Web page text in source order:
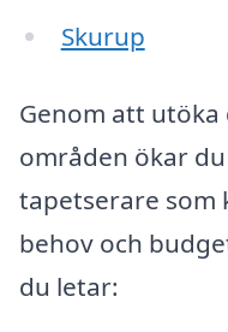
Skurup
Genom att utöka
områden ökar
tapetserare som
behov och
du letar: